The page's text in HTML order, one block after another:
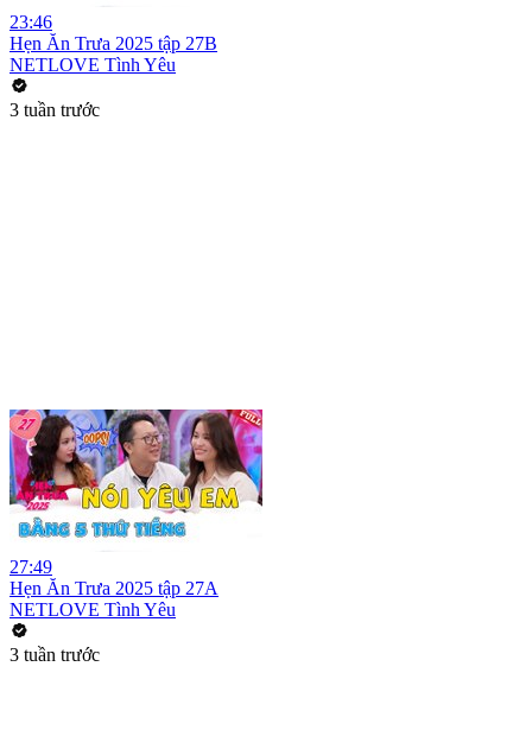
23:46
Hẹn Ăn Trưa 2025 tập 27B
NETLOVE Tình Yêu
3 tuần trước
27:49
Hẹn Ăn Trưa 2025 tập 27A
NETLOVE Tình Yêu
3 tuần trước